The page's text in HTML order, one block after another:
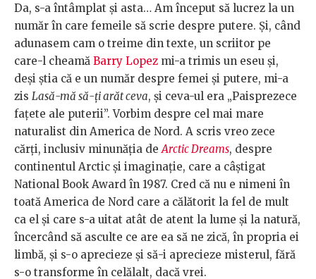
Da, s-a întâmplat și asta… Am început să lucrez la un
număr în care femeile să scrie despre putere. Și, când
adunasem cam o treime din texte, un scriitor pe
care-l cheamă Barry Lopez mi-a trimis un eseu și,
deși știa că e un număr despre femei și putere, mi-a
zis Lasă-mă să-ți arăt ceva, și ceva-ul era „Paisprezece
fațete ale puterii”. Vorbim despre cel mai mare
naturalist din America de Nord. A scris vreo zece
cărți, inclusiv minunăția de Arctic Dreams, despre
continentul Arctic și imaginație, care a câștigat
National Book Award în 1987. Cred că nu e nimeni în
toată America de Nord care a călătorit la fel de mult
ca el și care s-a uitat atât de atent la lume și la natură,
încercând să asculte ce are ea să ne zică, în propria ei
limbă, și s-o aprecieze și să-i aprecieze misterul, fără
s-o transforme în celălalt, dacă vrei.